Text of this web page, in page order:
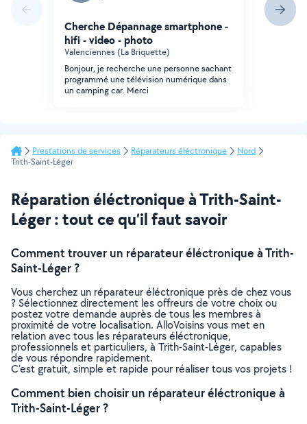
Cherche Dépannage smartphone -
hifi - video - photo
Valenciennes (La Briquette)
Bonjour, je recherche une personne sachant
programmé une télévision numérique dans
un camping car. Merci
Prestations de services Réparateurs éléctronique
Nord
Trith-Saint-Léger
Réparation éléctronique à Trith-Saint-
Léger : tout ce qu’il faut savoir
Comment trouver un réparateur éléctronique à Trith-
Saint-Léger ?
Vous cherchez un réparateur éléctronique près de chez vous
? Sélectionnez directement les offreurs de votre choix ou
postez votre demande auprès de tous les membres à
proximité de votre localisation. AlloVoisins vous met en
relation avec tous les réparateurs éléctronique,
professionnels et particuliers, à Trith-Saint-Léger, capables
de vous répondre rapidement.
C’est gratuit, simple et rapide pour réaliser tous vos projets !
Comment bien choisir un réparateur éléctronique à
Trith-Saint-Léger ?